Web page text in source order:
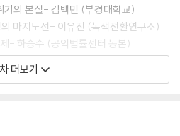
기의 본질- 김백민 (부경대학교)
마지노선- 이유진 (녹색전환연구소)
제- 하승수 (공익법률센터 농본)
리고 기독교 과제
를린 미래 재단)
더보기